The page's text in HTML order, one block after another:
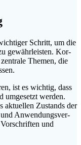
Schritt, um die
gewähr­leis­ten. Kor­
The­men, die
ist es wich­tig, dass
umge­setzt wer­den.
aktu­el­len Zustands der
Anwen­dungs­ver­
und